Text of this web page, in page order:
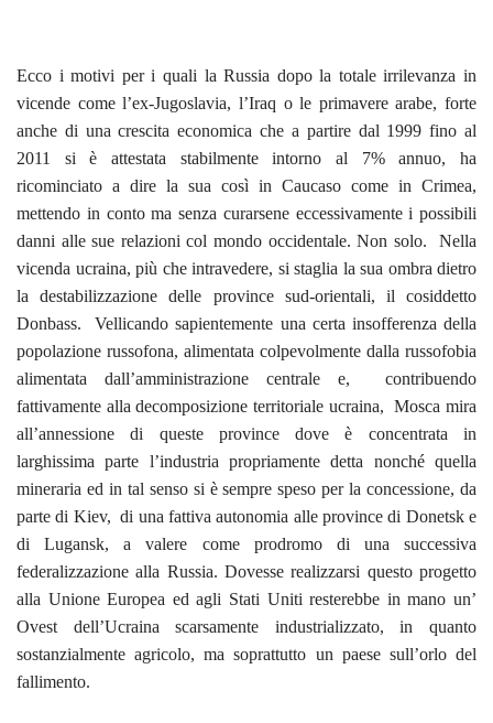
Ecco i motivi per i quali la Russia dopo la totale irrilevanza in
vicende come l’ex-Jugoslavia, l’Iraq o le primavere arabe, forte
anche di una crescita economica che a partire dal 1999 fino al
2011 si è attestata stabilmente intorno al 7% annuo, ha
ricominciato a dire la sua così in Caucaso come in Crimea,
mettendo in conto ma senza curarsene eccessivamente i possibili
danni alle sue relazioni col mondo occidentale. Non solo. Nella
vicenda ucraina, più che intravedere, si staglia la sua ombra dietro
la destabilizzazione delle province sud-orientali, il cosiddetto
Donbass. Vellicando sapientemente una certa insofferenza della
popolazione russofona, alimentata colpevolmente dalla russofobia
alimentata dall’amministrazione centrale e, contribuendo
fattivamente alla decomposizione territoriale ucraina, Mosca mira
all’annessione di queste province dove è concentrata in
larghissima parte l’industria propriamente detta nonché quella
mineraria ed in tal senso si è sempre speso per la concessione, da
parte di Kiev, di una fattiva autonomia alle province di Donetsk e
di Lugansk, a valere come prodromo di una successiva
federalizzazione alla Russia. Dovesse realizzarsi questo progetto
alla Unione Europea ed agli Stati Uniti resterebbe in mano un’
Ovest dell’Ucraina scarsamente industrializzato, in quanto
sostanzialmente agricolo, ma soprattutto un paese sull’orlo del
fallimento.